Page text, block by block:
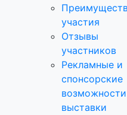
участия
Отзывы
участников
Рекламные и
спонсорские
возможности
выставки